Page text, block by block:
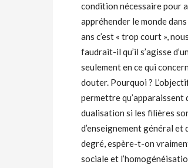
condition nécessaire pour
appréhender le monde
ans c’est « trop court »,
faudrait-il qu’il s’agisse
seulement en ce qui
douter. Pourquoi ?
permettre qu’apparaissent
dualisation si les filières
d’enseignement général
degré, espère-t-on
sociale et